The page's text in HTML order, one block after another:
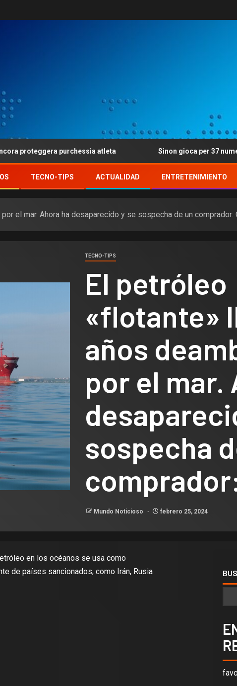
purchessia atleta Sinon gioca per 37 numeri ancora
TECNO-TIPS ACTUALIDAD ENTRETENIMIENTO
el mar. Ahora ha desaparecido y se sospecha de un comprador:
TECNO-TIPS
El petróleo
«flotante»
años
por el mar.
sospecha
Mundo Noticioso febrero 25, 2024
en los océanos se usa como
de países sancionados, como Irán, Rusia